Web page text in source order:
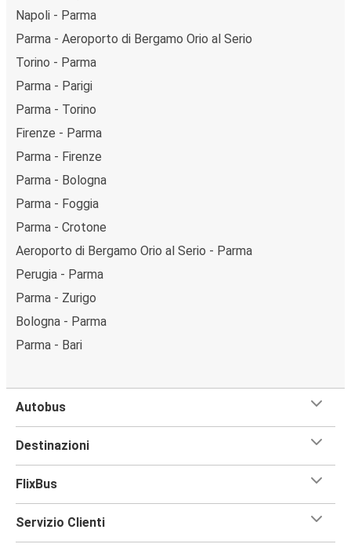
Napoli - Parma
Parma - Aeroporto di Bergamo Orio al Serio
Torino - Parma
Parma - Parigi
Parma - Torino
Firenze - Parma
Parma - Firenze
Parma - Bologna
Parma - Foggia
Parma - Crotone
Aeroporto di Bergamo Orio al Serio - Parma
Perugia - Parma
Parma - Zurigo
Bologna - Parma
Parma - Bari
Autobus
Destinazioni
FlixBus
Servizio Clienti